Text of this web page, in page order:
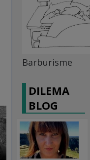
Barburisme
DILEMA
BLOG